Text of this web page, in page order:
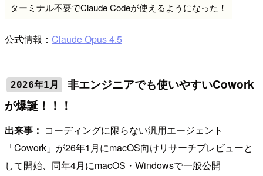
ターミナル不要でClaude Codeが使えるようになった！
公式情報： Claude Opus 4.5
2026年1月
非エンジニアでも使いやすいCowork
が爆誕！！！
出来事： コーディングに限らない汎用エージェント
「Cowork」が26年1月にmacOS向けリサーチプレビューと
して開始、同年4月にmacOS・Windowsで一般公開